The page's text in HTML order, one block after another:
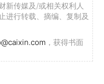
新传媒及/或相关权利人
进行转载、摘编、复制及
，获得书面